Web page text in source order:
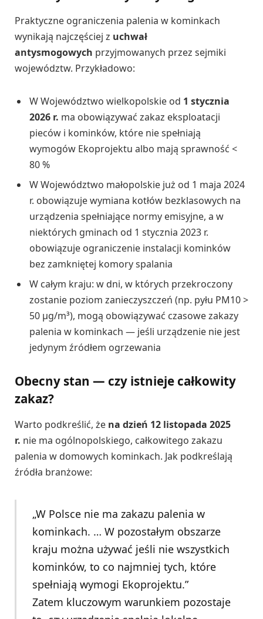
Praktyczne ograniczenia palenia w kominkach
wynikają najczęściej z uchwał
antysmogowych przyjmowanych przez sejmiki
województw. Przykładowo:
W Województwo wielkopolskie od 1 stycznia
2026 r. ma obowiązywać zakaz eksploatacji
pieców i kominków, które nie spełniają
wymogów Ekoprojektu albo mają sprawność <
80 %
W Województwo małopolskie już od 1 maja 2024
r. obowiązuje wymiana kotłów bezklasowych na
urządzenia spełniające normy emisyjne, a w
niektórych gminach od 1 stycznia 2023 r.
obowiązuje ograniczenie instalacji kominków
bez zamkniętej komory spalania
W całym kraju: w dni, w których przekroczony
zostanie poziom zanieczyszczeń (np. pyłu PM10 >
50 µg/m³), mogą obowiązywać czasowe zakazy
palenia w kominkach — jeśli urządzenie nie jest
jedynym źródłem ogrzewania
Obecny stan — czy istnieje całkowity
zakaz?
Warto podkreślić, że na dzień 12 listopada 2025
r. nie ma ogólnopolskiego, całkowitego zakazu
palenia w domowych kominkach. Jak podkreślają
źródła branżowe:
„W Polsce nie ma zakazu palenia w
kominkach. … W pozostałym obszarze
kraju można używać jeśli nie wszystkich
kominków, to co najmniej tych, które
spełniają wymogi Ekoprojektu.”
Zatem kluczowym warunkiem pozostaje